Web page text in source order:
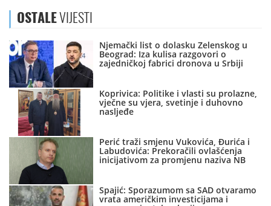
OSTALEVIJESTI
Njemački list o dolasku Zelenskog u
Beograd: Iza kulisa razgovori o
zajedničkoj fabrici dronova u Srbiji
Koprivica: Politike i vlasti su prolazne,
vječne su vjera, svetinje i duhovno
nasljeđe
Perić traži smjenu Vukovića, Đurića i
Labudovića: Prekoračili ovlašćenja
inicijativom za promjenu naziva NB
Spajić: Sporazumom sa SAD otvaramo
vrata američkim investicijama i